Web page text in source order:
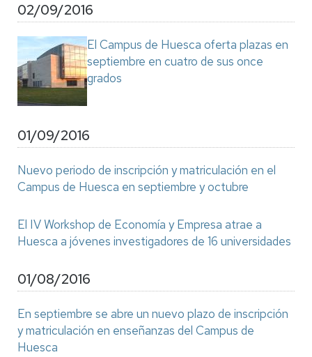
02/09/2016
El Campus de Huesca oferta plazas en
septiembre en cuatro de sus once
grados
01/09/2016
Nuevo periodo de inscripción y matriculación en el
Campus de Huesca en septiembre y octubre
El IV Workshop de Economía y Empresa atrae a
Huesca a jóvenes investigadores de 16 universidades
01/08/2016
En septiembre se abre un nuevo plazo de inscripción
y matriculación en enseñanzas del Campus de
Huesca